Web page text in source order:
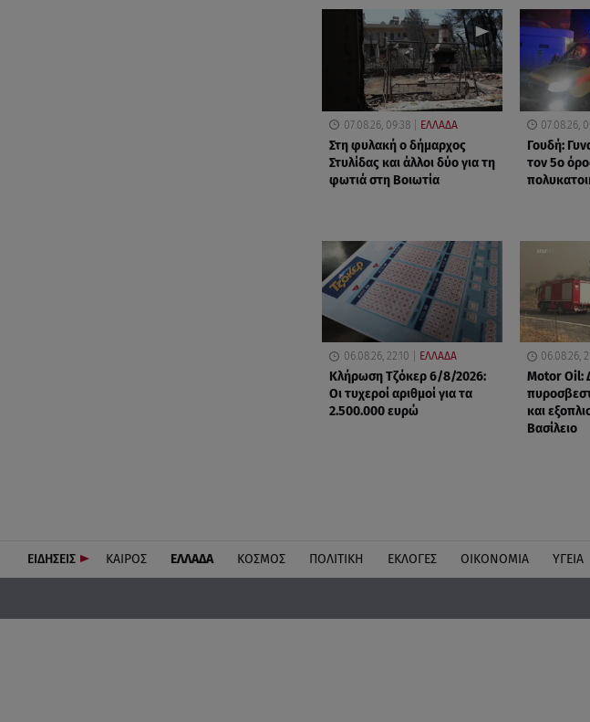
07.08.26, 09:38 ΕΛΛΑΔΑ
Στη φυλακή ο δήμαρχος
Στυλίδας και άλλοι δύο για τη
φωτιά στη Βοιωτία
07.08.26,
Γουδή:
τον 5ο
06.08.26, 22:10 ΕΛΛΑΔΑ
Κλήρωση Τζόκερ 6/8/2026:
Οι τυχεροί αριθμοί για τα
2.500.000 ευρώ
06.08.26,
Motor Oil:
και
Βασίλειο
ΕΙΔΗΣΕΙΣ ΚΑΙΡΟΣ ΕΛΛΑΔΑ ΚΟΣΜΟΣ ΠΟΛΙΤΙΚΗ ΕΚΛΟΓΕΣ ΟΙΚΟΝΟΜΙΑ ΥΓΕΙΑ